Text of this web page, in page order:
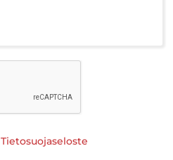
Tietosuojaseloste